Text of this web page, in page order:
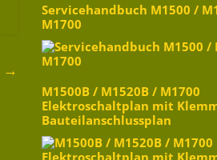
→
Servicehandbuch M1500 /
M1700
M1500B / M1520B / M1700
Elektroschaltplan mit
Bauteilanschlussplan